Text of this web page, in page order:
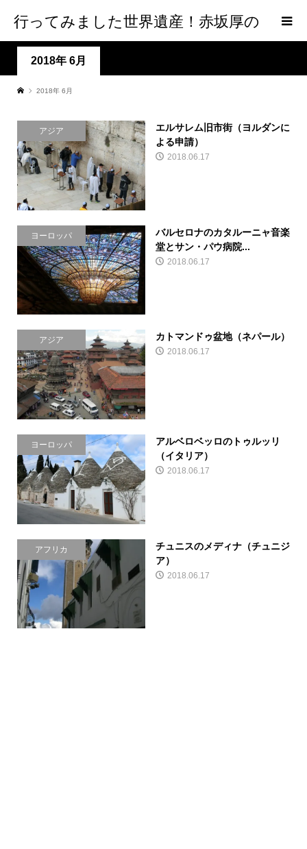
行ってみました世界遺産！赤坂厚の
world Heritage
2018年 6月
2018年 6月
アジア
エルサレム旧市街（ヨルダンに
よる申請）
2018.06.17
ヨーロッパ
バルセロナのカタルーニャ音楽
堂とサン・パウ病院...
2018.06.17
アジア カトマンドゥ盆地（ネパール）
2018.06.17
ヨーロッパ
アルベロベッロのトゥルッリ
（イタリア）
2018.06.17
アフリカ
チュニスのメディナ（チュニジ
ア）
2018.06.17